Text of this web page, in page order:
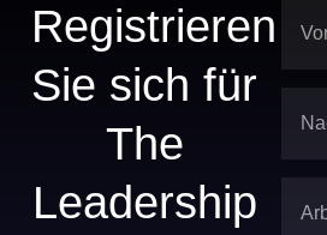
Registrieren
Sie sich für
The
Leadership